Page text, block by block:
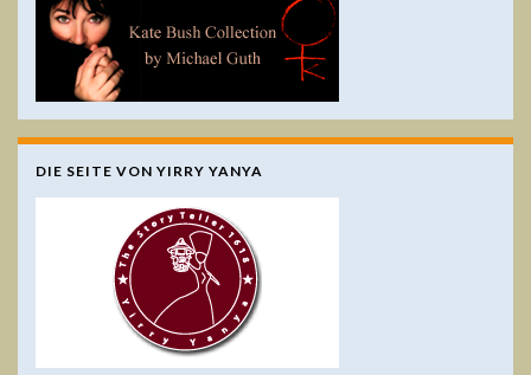
DIE SEITE VON YIRRY YANYA